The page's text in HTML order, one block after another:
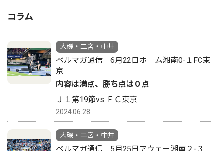
コラム
大磯・二宮・中井
ベルマガ通信 6月22日ホーム湘南0-１FC東
京
内容は満点、勝ち点は０点
Ｊ１第19節vs ＦＣ東京
2024.06.28
大磯・二宮・中井
ベルマガ通信 5月25日アウェー湘南２-３